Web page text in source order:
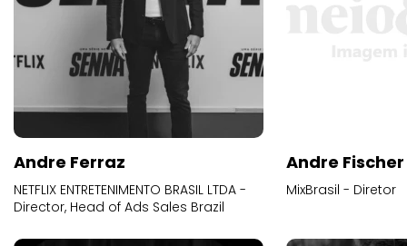
Andre Ferraz
NETFLIX ENTRETENIMENTO BRASIL LTDA -
Director, Head of Ads Sales Brazil
Andre Fischer
MixBrasil - Diretor